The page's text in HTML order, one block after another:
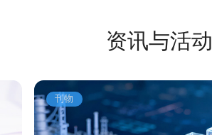
资讯与活动
刊物